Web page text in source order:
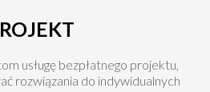
usługę bezpłatnego projektu,
rozwiązania do indywidualnych